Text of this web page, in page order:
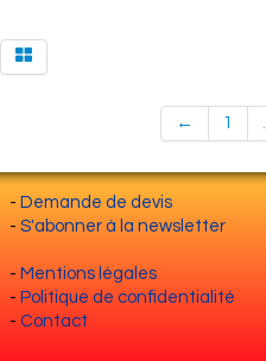
← 1
- Demande de devis
- S'abonner à la newsletter
- Mentions légales
- Politique de confidentialité
- Contact